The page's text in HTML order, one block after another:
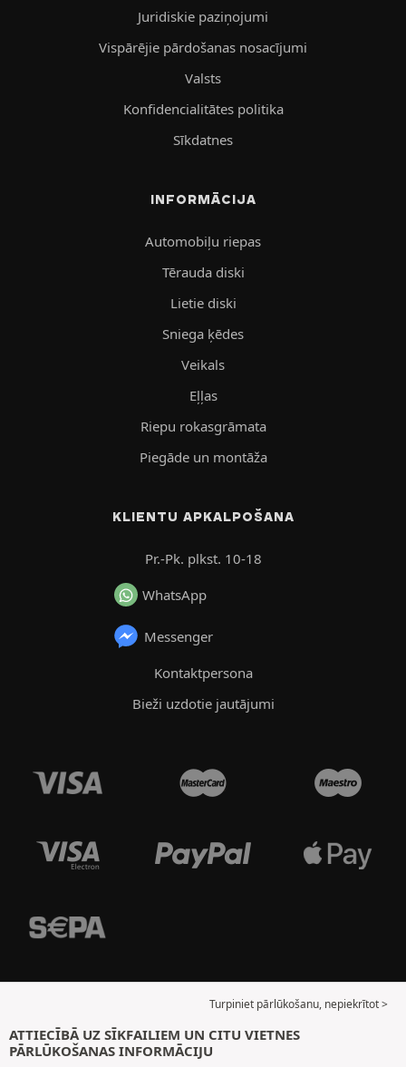
Juridiskie paziņojumi
Vispārējie pārdošanas nosacījumi
Valsts
Konfidencialitātes politika
Sīkdatnes
INFORMĀCIJA
Automobiļu riepas
Tērauda diski
Lietie diski
Sniega ķēdes
Veikals
Eļļas
Riepu rokasgrāmata
Piegāde un montāža
KLIENTU APKALPOŠANA
Pr.-Pk. plkst. 10-18
WhatsApp
Messenger
Kontaktpersona
Bieži uzdotie jautājumi
Turpiniet pārlūkošanu, nepiekrītot >
ATTIECĪBĀ UZ SĪKFAILIEM UN CITU VIETNES
PĀRLŪKOŠANAS INFORMĀCIJU